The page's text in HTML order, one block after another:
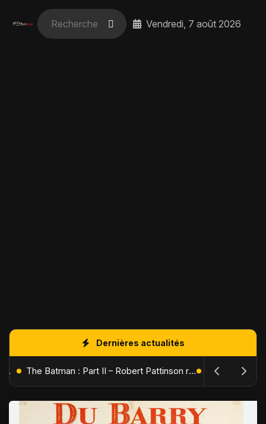
Vendredi, 7 août 2026
Dernières actualités
L'Âge de Glace : Le Réveil du Volcan – Manny, Sid et Diego de retour pour une aventure explosive The Batman : Part II – Robert Pattinson replonge dans les ténèbres de Gotham dès octobre 2027